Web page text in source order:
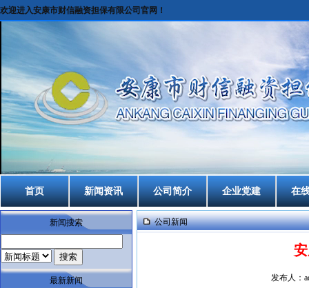
欢迎进入安康市财信融资担保有限公司官网！
首页 新闻资讯 公司简介 企业党建 在
新闻搜索
最新新闻
公司新闻
发布人：